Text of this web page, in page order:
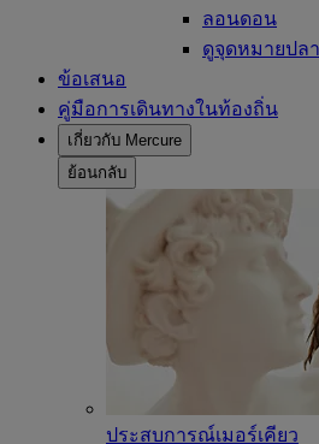
ลอนดอน
ดูจุดหมายปล
ข้อเสนอ
คู่มือการเดินทางในท้องถิ่น
เกี่ยวกับ Mercure
ย้อนกลับ
ประสบการณ์เมอร์เคียว